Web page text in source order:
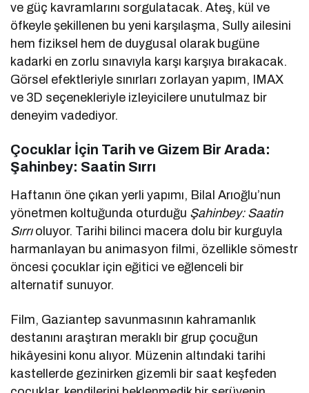
ve güç kavramlarını sorgulatacak. Ateş, kül ve
öfkeyle şekillenen bu yeni karşılaşma, Sully ailesini
hem fiziksel hem de duygusal olarak bugüne
kadarki en zorlu sınavıyla karşı karşıya bırakacak.
Görsel efektleriyle sınırları zorlayan yapım, IMAX
ve 3D seçenekleriyle izleyicilere unutulmaz bir
deneyim vadediyor.
Çocuklar İçin Tarih ve Gizem Bir Arada:
Şahinbey: Saatin Sırrı
Haftanın öne çıkan yerli yapımı, Bilal Arıoğlu’nun
yönetmen koltuğunda oturduğu Şahinbey: Saatin
Sırrıoluyor. Tarihi bilinci macera dolu bir kurguyla
harmanlayan bu animasyon filmi, özellikle sömestr
öncesi çocuklar için eğitici ve eğlenceli bir
alternatif sunuyor.
Film, Gaziantep savunmasının kahramanlık
destanını araştıran meraklı bir grup çocuğun
hikâyesini konu alıyor. Müzenin altındaki tarihi
kastellerde gezinirken gizemli bir saat keşfeden